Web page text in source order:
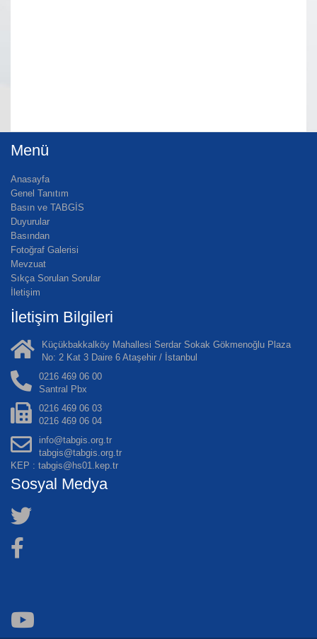
Menü
Anasayfa
Genel Tanıtım
Basın ve TABGİS
Duyurular
Basından
Fotoğraf Galerisi
Mevzuat
Sıkça Sorulan Sorular
İletişim
İletişim Bilgileri
Küçükbakkalköy Mahallesi Serdar Sokak Gökmenoğlu Plaza
No: 2 Kat 3 Daire 6 Ataşehir / İstanbul
0216 469 06 00
Santral Pbx
0216 469 06 03
0216 469 06 04
info@tabgis.org.tr
tabgis@tabgis.org.tr
KEP : tabgis@hs01.kep.tr
Sosyal Medya